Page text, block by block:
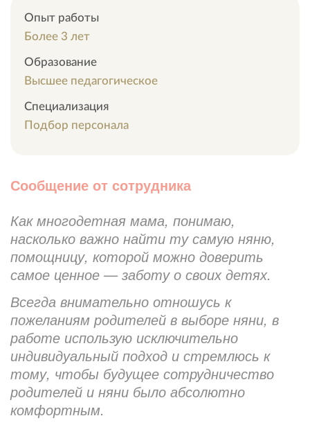
Опыт работы
Более 3 лет
Образование
Высшее педагогическое
Специализация
Подбор персонала
Сообщение от сотрудника
Как многодетная мама, понимаю,
насколько важно найти ту самую няню,
помощницу, которой можно доверить
самое ценное — заботу о своих детях.
Всегда внимательно отношусь к
пожеланиям родителей в выборе няни, в
работе использую исключительно
индивидуальный подход и стремлюсь к
тому, чтобы будущее сотрудничество
родителей и няни было абсолютно
комфортным.